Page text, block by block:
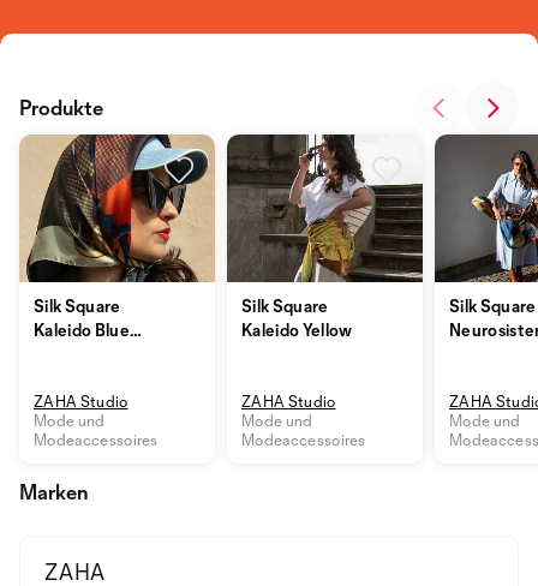
Silk Square
Kaleido Blue
ZAHA Studio
Mode und
Modeaccessoires
Silk Square
Kaleido Yellow
ZAHA Studio
Mode und
Modeaccessoires
Silk Square
ZAHA
Mode und
Produkte
Marken
ZAHA